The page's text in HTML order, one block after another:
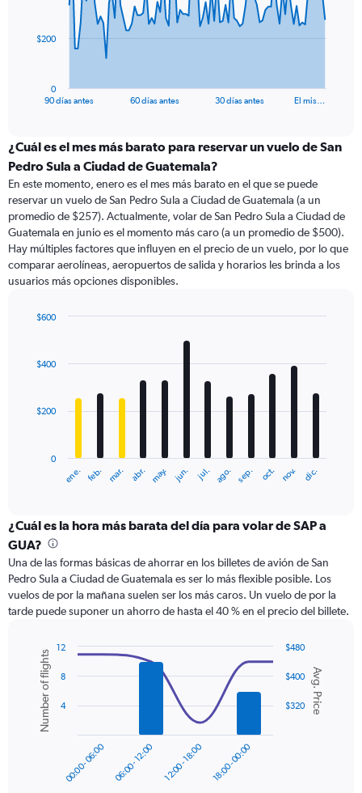
The
categories.
Range:
categories.
The
chart
has
1
Y
axis
values.
to
90 días antes 60 días antes 30 días antes El mis…
0
$200
¿Cuál es el mes más barato para reservar un vuelo de San
Pedro Sula a Ciudad de Guatemala?
En este momento, enero es el mes más barato en el que se puede
reservar un vuelo de San Pedro Sula a Ciudad de Guatemala (a un
promedio de $257). Actualmente, volar de San Pedro Sula a Ciudad de
Guatemala en junio es el momento más caro (a un promedio de $500).
Hay múltiples factores que influyen en el precio de un vuelo, por lo que
comparar aerolíneas, aeropuertos de salida y horarios les brinda a los
usuarios más opciones disponibles.
with
12
The
categories.
Range:
12
categories.
The
chart
has
axis
displaying
values.
Range:
ene. feb. mar. abr. may. jun. jul. ago. sep. oct. nov. dic.
0
$200
$400
$600
¿Cuál es la hora más barata del día para volar de SAP a
GUA?
Una de las formas básicas de ahorrar en los billetes de avión de San
Pedro Sula a Ciudad de Guatemala es ser lo más flexible posible. Los
vuelos de por la mañana suelen ser los más caros. Un vuelo de por la
tarde puede suponer un ahorro de hasta el 40 % en el precio del billete.
Combination
chart
with
data
series.
Chart
graphic.
Avg. Price
Number of flights
00:00 - 06:00 06:00 - 12:00 12:00 - 18:00 18:00 - 00:00
$320
$400
$480
4
8
12